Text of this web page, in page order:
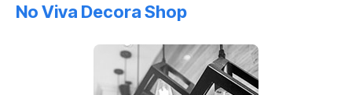
No Viva Decora Shop